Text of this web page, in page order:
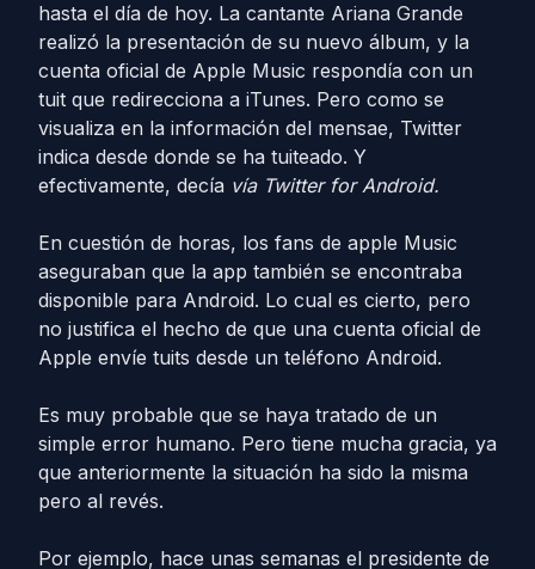
hasta el día de hoy. La cantante Ariana Grande
realizó la presentación de su nuevo álbum, y la
cuenta oficial de Apple Music respondía con un
tuit que redirecciona a iTunes. Pero como se
visualiza en la información del mensae, Twitter
indica desde donde se ha tuiteado. Y
efectivamente, decía vía Twitter for Android.
En cuestión de horas, los fans de apple Music
aseguraban que la app también se encontraba
disponible para Android. Lo cual es cierto, pero
no justifica el hecho de que una cuenta oficial de
Apple envíe tuits desde un teléfono Android.
Es muy probable que se haya tratado de un
simple error humano. Pero tiene mucha gracia, ya
que anteriormente la situación ha sido la misma
pero al revés.
Por ejemplo, hace unas semanas el presidente de